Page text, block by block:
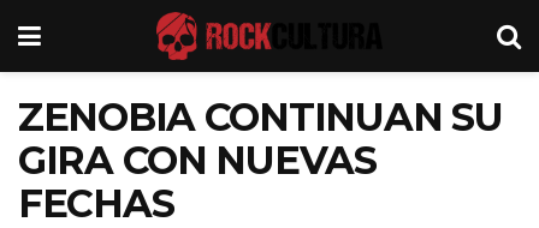
ZENOBIA CONTINUAN SU
GIRA CON NUEVAS
FECHAS